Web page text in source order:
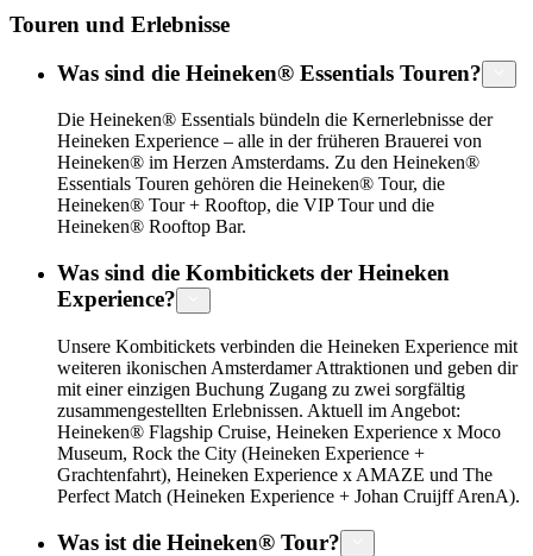
Touren und Erlebnisse
Was sind die Heineken® Essentials Touren?
Die Heineken® Essentials bündeln die Kernerlebnisse der
Heineken Experience – alle in der früheren Brauerei von
Heineken® im Herzen Amsterdams. Zu den Heineken®
Essentials Touren gehören die Heineken® Tour, die
Heineken® Tour + Rooftop, die VIP Tour und die
Heineken® Rooftop Bar.
Was sind die Kombitickets der Heineken
Experience?
Unsere Kombitickets verbinden die Heineken Experience mit
weiteren ikonischen Amsterdamer Attraktionen und geben dir
mit einer einzigen Buchung Zugang zu zwei sorgfältig
zusammengestellten Erlebnissen. Aktuell im Angebot:
Heineken® Flagship Cruise, Heineken Experience x Moco
Museum, Rock the City (Heineken Experience +
Grachtenfahrt), Heineken Experience x AMAZE und The
Perfect Match (Heineken Experience + Johan Cruijff ArenA).
Was ist die Heineken® Tour?